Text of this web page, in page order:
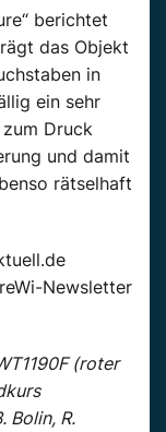
berichtet
das Objekt
in
ein sehr
Druck
und damit
rätselhaft
Newsletter
(roter
Bolin, R.